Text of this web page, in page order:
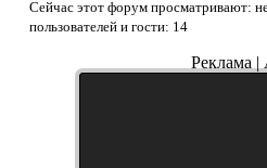
Сейчас этот форум просматривают:
пользователей и гости: 14
Реклама |